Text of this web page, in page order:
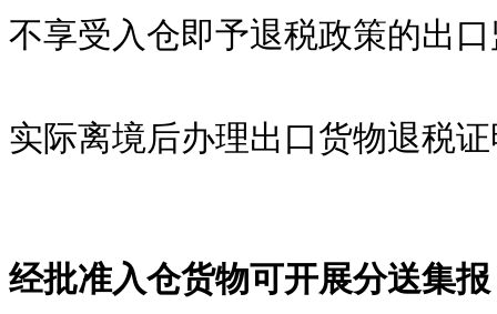
不享受入仓即予退税政策的出
实际离境后办理出口货物退税
经批准入仓货物可开展分送集报